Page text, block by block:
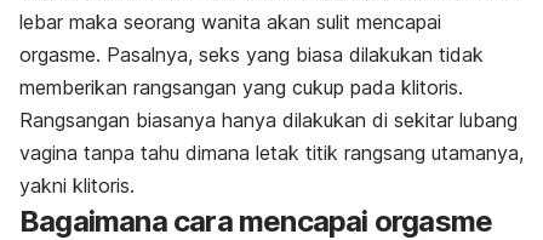
lebar maka seorang wanita akan sulit mencapai
orgasme. Pasalnya, seks yang biasa dilakukan tidak
memberikan rangsangan yang cukup pada klitoris.
Rangsangan biasanya hanya dilakukan di sekitar lubang
vagina tanpa tahu dimana letak titik rangsang utamanya,
yakni klitoris.
Bagaimana cara mencapai orgasme